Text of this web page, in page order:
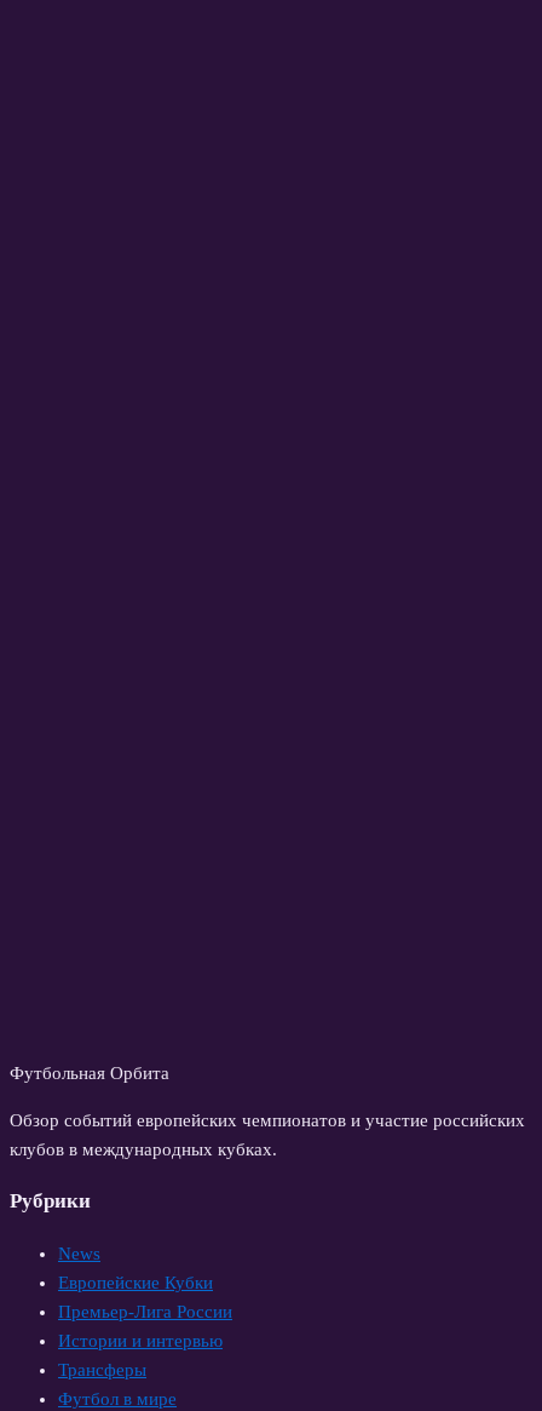
Футбольная Орбита
Обзор событий европейских чемпионатов и участие российских
клубов в международных кубках.
Рубрики
News
Европейские Кубки
Премьер-Лига России
Истории и интервью
Трансферы
Футбол в мире